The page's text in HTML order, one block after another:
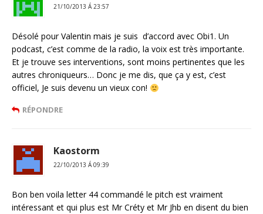
21/10/2013 Á 23:57
Désolé pour Valentin mais je suis d’accord avec Obi1. Un
podcast, c’est comme de la radio, la voix est très importante.
Et je trouve ses interventions, sont moins pertinentes que les
autres chroniqueurs… Donc je me dis, que ça y est, c’est
officiel, Je suis devenu un vieux con!
RÉPONDRE
Kaostorm
22/10/2013 Á 09:39
Bon ben voila letter 44 commandé le pitch est vraiment
intéressant et qui plus est Mr Créty et Mr Jhb en disent du bien